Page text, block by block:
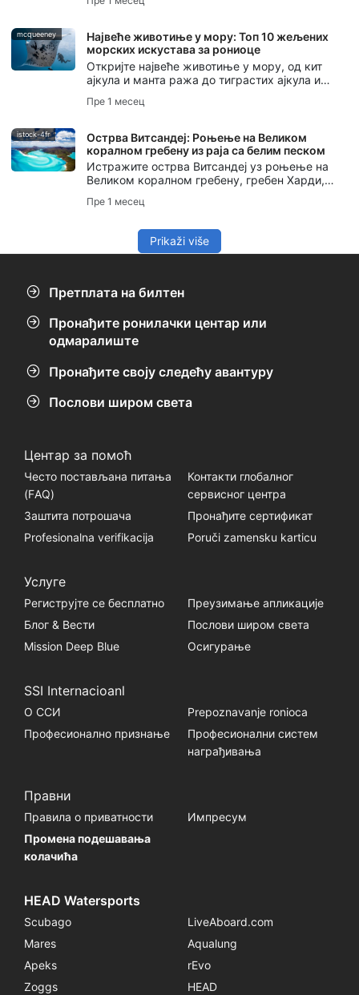
планирања безбедности и комуникације.
mcqueeney
Највеће животиње у мору: Топ 10 жељених
морских искустава за рониоце
Откријте највеће животиње у мору, од кит
ајкула и манта ража до тиграстих ајкула и
безбедна и поштована искуства у морском
Пре 1 месец
istock-4fr
Острва Витсандеј: Роњење на Великом
коралном гребену из раја са белим песком
Истражите острва Витсандеј уз роњење на
Великом коралном гребену, гребен Харди,
роњење и SSI курсеве за ваше путовање у
Пре 1 месец
Prikaži više
Претплата на билтен
Пронађите ронилачки центар или
одмаралиште
Пронађите своју следећу авантуру
Послови широм света
Центар за помоћ
Често постављана питања
(FАQ)
Контакти глобалног
сервисног центра
Заштита потрошача
Пронађите сертификат
Profesionalna verifikacija
Poruči zamensku karticu
Услуге
Региструјте се бесплатно
Преузимање апликације
Блог & Вести
Послови широм света
Mission Deep Blue
Осигурање
SSI Internacioanl
О ССИ
Prepoznavanje ronioca
Професионално признање
Професионални систем
награђивања
Правни
Правила о приватности
Импресум
Промена подешавања
колачића
HEAD Watersports
Scubago
LiveAboard.com
Mares
Aqualung
Apeks
rEvo
Zoggs
HEAD